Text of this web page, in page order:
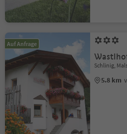
Auf Anfrage
Schlinig,
5.8 km